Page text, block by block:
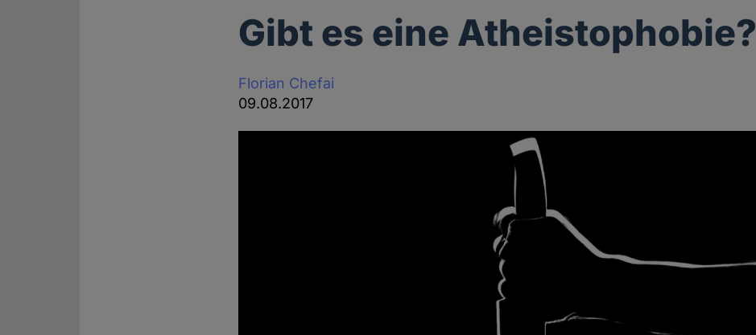
Gibt es eine Atheistophobie?
Florian Chefai
09.08.2017